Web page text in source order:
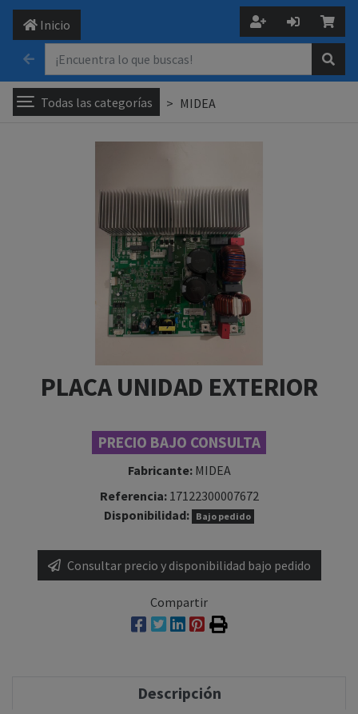
Inicio
Todas las categorías MIDEA
PLACA UNIDAD EXTERIOR
PRECIO BAJO CONSULTA
Fabricante: MIDEA
Referencia: 17122300007672
Disponibilidad:
Bajo pedido
Consultar precio y disponibilidad bajo pedido
Compartir
Descripción